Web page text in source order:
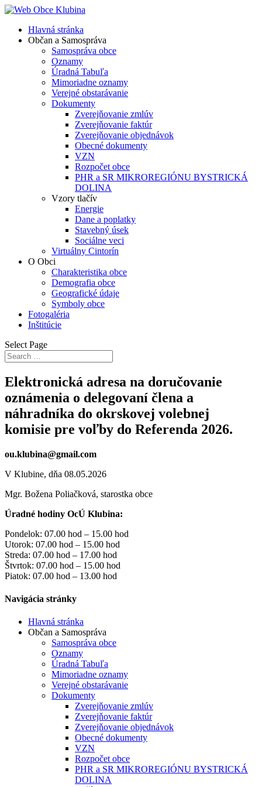
Hlavná stránka
Občan a Samospráva
Samospráva obce
Oznamy
Úradná Tabuľa
Mimoriadne oznamy
Verejné obstarávanie
Dokumenty
Zverejňovanie zmlúv
Zverejňovanie faktúr
Zverejňovanie objednávok
Obecné dokumenty
VZN
Rozpočet obce
PHR a SR MIKROREGIÓNU BYSTRICKÁ
DOLINA
Vzory tlačív
Energie
Dane a poplatky
Stavebný úsek
Sociálne veci
Virtuálny Cintorín
O Obci
Charakteristika obce
Demografia obce
Geografické údaje
Symboly obce
Fotogaléria
Inštitúcie
Select Page
Elektronická adresa na doručovanie
oznámenia o delegovaní člena a
náhradníka do okrskovej volebnej
komisie pre voľby do Referenda 2026.
ou.klubina@gmail.com
V Klubine, dňa 08.05.2026
Mgr. Božena Poliačková, starostka obce
Úradné hodiny OcÚ Klubina:
Pondelok: 07.00 hod – 15.00 hod
Utorok: 07.00 hod – 15.00 hod
Streda: 07.00 hod – 17.00 hod
Štvrtok: 07.00 hod – 15.00 hod
Piatok: 07.00 hod – 13.00 hod
Navigácia stránky
Hlavná stránka
Občan a Samospráva
Samospráva obce
Oznamy
Úradná Tabuľa
Mimoriadne oznamy
Verejné obstarávanie
Dokumenty
Zverejňovanie zmlúv
Zverejňovanie faktúr
Zverejňovanie objednávok
Obecné dokumenty
VZN
Rozpočet obce
PHR a SR MIKROREGIÓNU BYSTRICKÁ
DOLINA